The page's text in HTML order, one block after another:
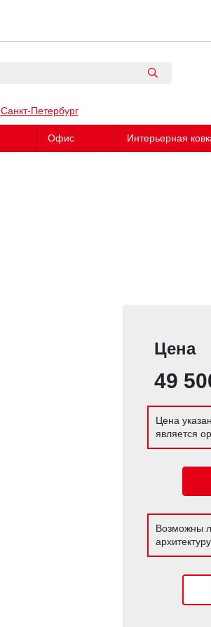
Санкт-Петербург
Офис Интерьерная
Цена
49
Цена
является
Возможны